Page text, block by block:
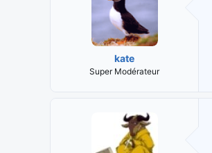
kate
Super Modérateur